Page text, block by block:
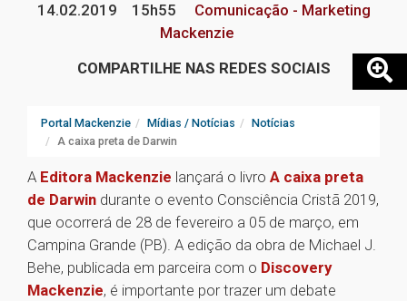
14.02.2019
15h55
Comunicação - Marketing
Mackenzie
COMPARTILHE NAS REDES SOCIAIS
Portal Mackenzie Mídias / Notícias
Notícias
A caixa preta de Darwin
A Editora Mackenzie lançará o livro A caixa preta
de Darwin durante o evento Consciência Cristã 2019,
que ocorrerá de 28 de fevereiro a 05 de março, em
Campina Grande (PB). A edição da obra de Michael J.
Behe, publicada em parceira com o Discovery
Mackenzie, é importante por trazer um debate